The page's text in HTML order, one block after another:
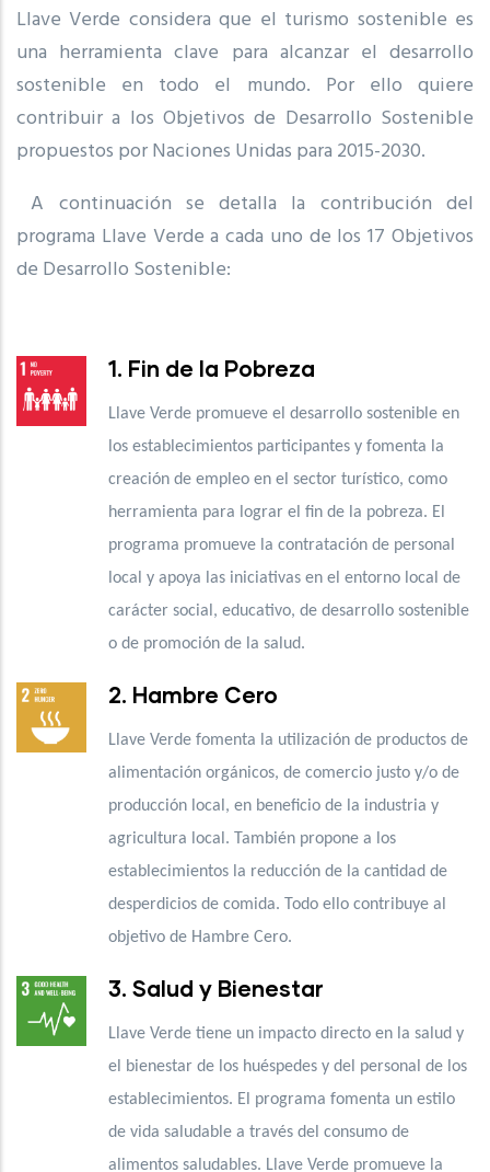
Llave Verde considera que el turismo sostenible es
una herramienta clave para alcanzar el desarrollo
sostenible en todo el mundo. Por ello quiere
contribuir a los Objetivos de Desarrollo Sostenible
propuestos por Naciones Unidas para 2015-2030.
A continuación se detalla la contribución del
programa Llave Verde a cada uno de los 17 Objetivos
de Desarrollo Sostenible:
1. Fin de la Pobreza
Llave Verde promueve el desarrollo sostenible en
los establecimientos participantes y fomenta la
creación de empleo en el sector turístico, como
herramienta para lograr el fin de la pobreza. El
programa promueve la contratación de personal
local y apoya las iniciativas en el entorno local de
carácter social, educativo, de desarrollo sostenible
o de promoción de la salud.
2. Hambre Cero
Llave Verde fomenta la utilización de productos de
alimentación orgánicos, de comercio justo y/o de
producción local, en beneficio de la industria y
agricultura local. También propone a los
establecimientos la reducción de la cantidad de
desperdicios de comida. Todo ello contribuye al
objetivo de Hambre Cero.
3. Salud y Bienestar
Llave Verde tiene un impacto directo en la salud y
el bienestar de los huéspedes y del personal de los
establecimientos. El programa fomenta un estilo
de vida saludable a través del consumo de
alimentos saludables. Llave Verde promueve la